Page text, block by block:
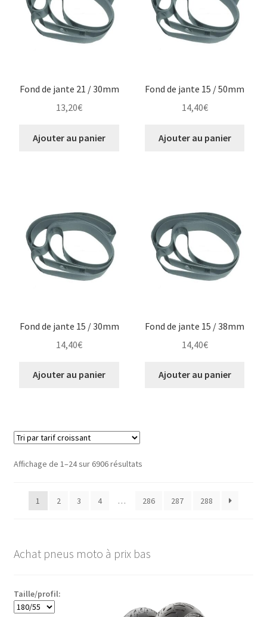
Fond de jante 21 / 30mm
13,20€
Ajouter au panier
Fond de jante 15 / 50mm
14,40€
Ajouter au panier
Fond de jante 15 / 30mm
14,40€
Ajouter au panier
Fond de jante 15 / 38mm
14,40€
Ajouter au panier
Affichage de 1–24 sur 6906 résultatsTrié
croissant
1 2 3 4 … 286 287 288
Achat pneus moto à prix bas
Taille/profil: